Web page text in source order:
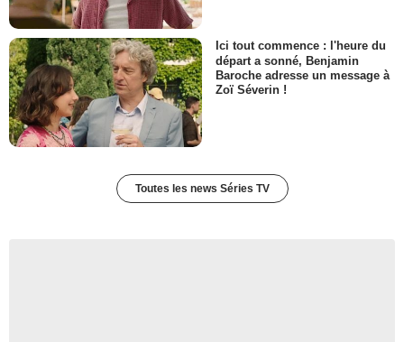
Ici tout commence : l'heure du
départ a sonné, Benjamin
Baroche adresse un message à
Zoï Séverin !
Toutes les news Séries TV